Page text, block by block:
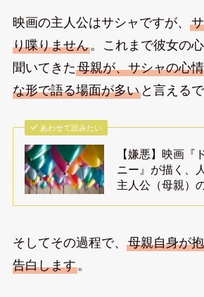
映画の主人公はサシャですが、
り喋りません。これまで彼女の
聞いてきた母親が、サシャの心
な形で語る場面が多いと言えるで
あわせて読みたい
【嫌悪】映画『
ニー』が描く、
主人公（母親）
そしてその過程で、 母親自身が
告白します。